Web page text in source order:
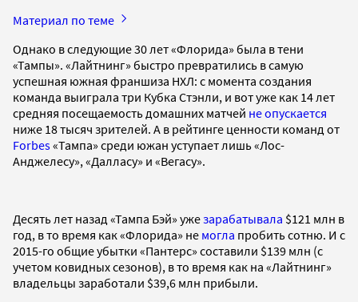
Материал по теме
Однако в следующие 30 лет «Флорида» была в тени
«Тампы». «Лайтнинг» быстро превратились в самую
успешная южная франшиза НХЛ: с момента создания
команда выиграла три Кубка Стэнли, и вот уже как 14 лет
средняя посещаемость домашних матчей не опускается
ниже 18 тысяч зрителей. А в рейтинге ценности команд от
Forbes«Тампа» среди южан уступает лишь «Лос-
Анджелесу», «Далласу» и «Вегасу».
Десять лет назад «Тампа Бэй» ужезарабатывала $121 млн в
год, в то время как «Флорида» не могла пробить сотню. И с
2015-го общие убытки «Пантерс» составили $139 млн (с
учетом ковидных сезонов), в то время как на «Лайтнинг»
владельцы заработали $39,6 млн прибыли.